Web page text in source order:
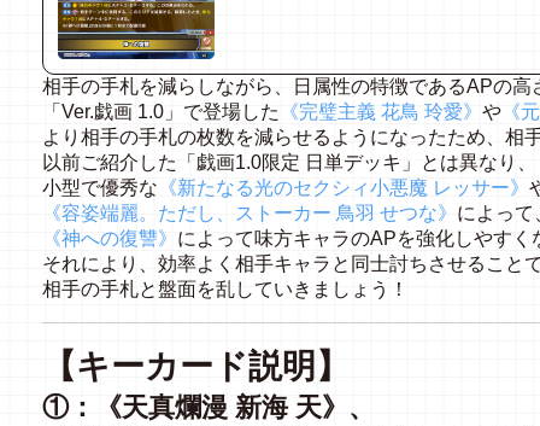
相手の手札を減らしながら、日属性の特徴であるAPの
「Ver.戯画 1.0」で登場した
《完璧主義 花鳥 玲愛》 や 《
より相手の手札の枚数を減らせるようになったため、相
以前ご紹介した「戯画1.0限定 日単デッキ」とは異なり、
小型で優秀な 《新たなる光のセクシィ小悪魔 レッサー》
《容姿端麗。ただし、ストーカー 鳥羽 せつな》 によって
《神への復讐》 によって味方キャラのAPを強化しやすく
それにより、効率よく相手キャラと同士討ちさせること
相手の手札と盤面を乱していきましょう！
【キーカード説明】
①：《天真爛漫 新海 天》、